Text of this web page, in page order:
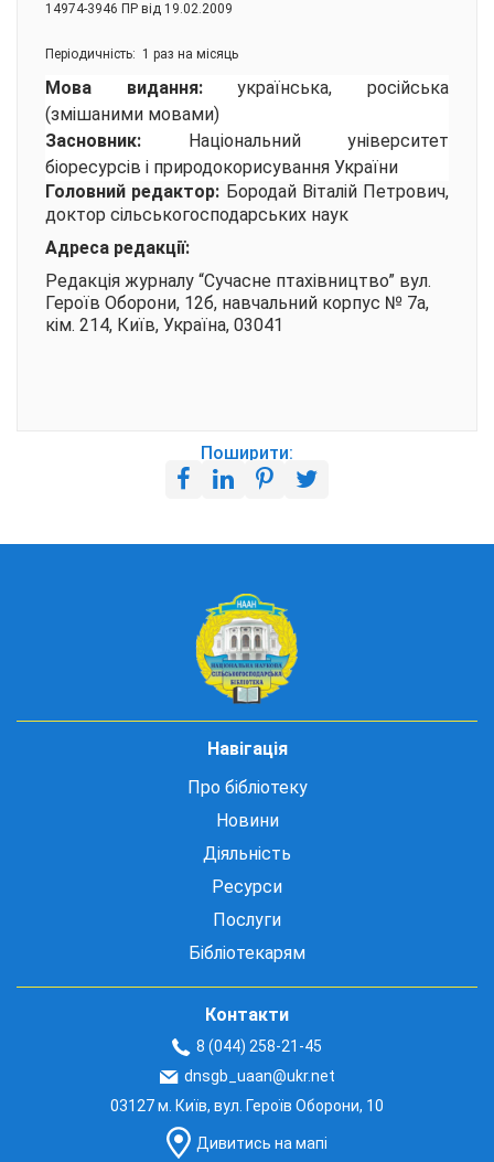
14974-3946 ПР від 19.02.2009
Періодичність: 1 раз на місяць
Мова видання:українська, російська
(змішаними мовами)
Засновник: Національний університет
біоресурсів і природокорисування України
Головний редактор: Бородай Віталій Петрович,
доктор сільськогосподарських наук
Адреса редакції:
Редакція журналу “Сучасне птахівництво” вул.
Героїв Оборони, 12б, навчальний корпус № 7а,
кім. 214, Київ, Україна, 03041
Поширити:
Навігація
Про бібліотеку
Новини
Діяльність
Ресурси
Послуги
Бібліотекарям
Контакти
8 (044) 258-21-45
dnsgb_uaan@ukr.net
03127 м. Київ, вул. Героїв Оборони, 10
Дивитись на мапі